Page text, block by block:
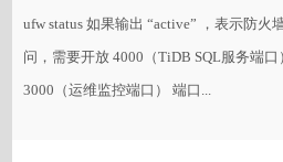
ufw status 如果输出 “active” ，表示防火
问，需要开放 4000（TiDB SQL服务端口
3000（运维监控端口） 端口...